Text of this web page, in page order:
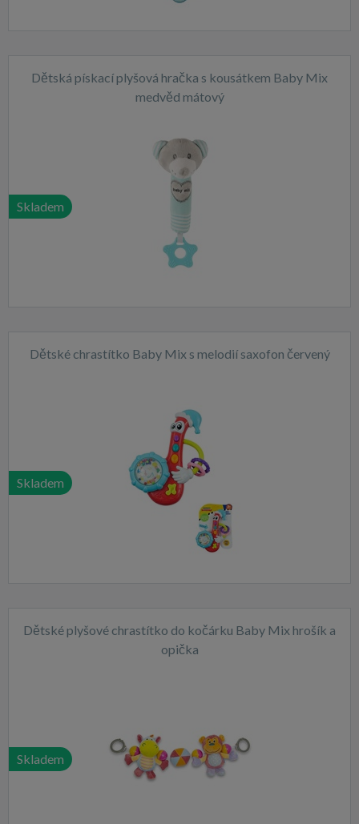
Dětská pískací plyšová hračka s kousátkem Baby Mix
medvěd mátový
Skladem
Dětské chrastítko Baby Mix s melodií saxofon červený
Skladem
Dětské plyšové chrastítko do kočárku Baby Mix hrošík a
opička
Skladem